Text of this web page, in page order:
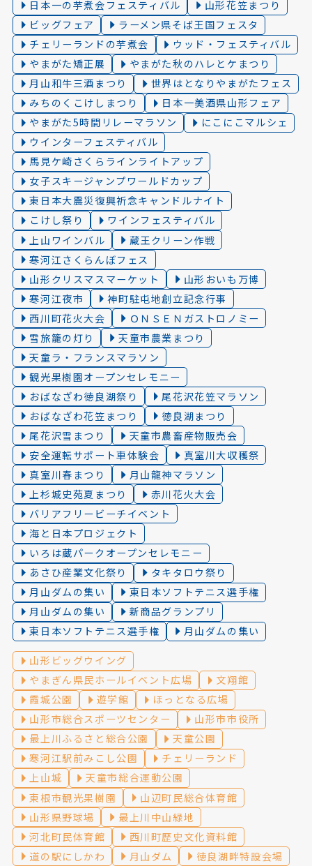
日本一の芋煮会フェスティバル
山形花笠まつり
ビッグフェア
ラーメン県そば王国フェスタ
チェリーランドの芋煮会
ウッド・フェスティバル
やまがた矯正展
やまがた秋のハレとケまつり
月山和牛三酒まつり
世界はとなりやまがたフェス
みちのくこけしまつり
日本一美酒県山形フェア
やまがた5時間リレーマラソン
にこにこマルシェ
ウインターフェスティバル
馬見ケ崎さくらラインライトアップ
女子スキージャンプワールドカップ
東日本大震災復興祈念キャンドルナイト
こけし祭り
ワインフェスティバル
上山ワインバル
蔵王クリーン作戦
寒河江さくらんぼフェス
山形クリスマスマーケット
山形おいも万博
寒河江夜市
神町駐屯地創立記念行事
西川町花火大会
ＯＮＳＥＮガストロノミー
雪旅籠の灯り️
天童市農業まつり
天童ラ・フランスマラソン
観光果樹園オープンセレモニー
おばなざわ徳良湖祭り
尾花沢花笠マラソン
おばなざわ花笠まつり
徳良湖まつり
尾花沢雪まつり
天童市農畜産物販売会
安全運転サポート車体験会
真室川大収穫祭
真室川春まつり
月山龍神マラソン
上杉城史苑夏まつり
赤川花火大会
バリアフリービーチイベント
海と日本プロジェクト
いろは蔵パークオープンセレモニー
あさひ産業文化祭り
タキタロウ祭り
月山ダムの集い
東日本ソフトテニス選手権
月山ダムの集い
新商品グランプリ
東日本ソフトテニス選手権
月山ダムの集い
山形ビッグウイング
やまぎん県民ホールイベント広場
文翔館
霞城公園
遊学館
ほっとなる広場
山形市総合スポーツセンター
山形市市役所
最上川ふるさと総合公園
天童公園
寒河江駅前みこし公園
チェリーランド
上山城
天童市総合運動公園
東根市観光果樹園
山辺町民総合体育館
山形県野球場
最上川中山緑地
河北町民体育館
西川町歴史文化資料館
道の駅にしかわ
月山ダム
徳良湖畔特設会場